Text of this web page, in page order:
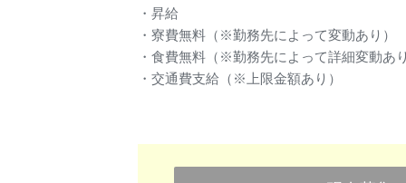
・昇給
・寮費無料（※勤務先によって変動あり）
・食費無料（※勤務先によって詳細変動あ
・交通費支給（※上限金額あり）